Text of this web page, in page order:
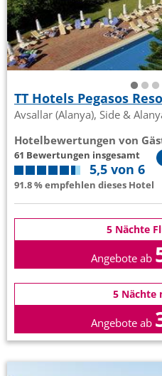
TT Hotels Pegasos
Avsallar (Alanya), Side &
Hotelbewertungen von
61 Bewertungen insgesamt
5,5 von 6
91.8 % empfehlen dieses Hotel
5 Nächte
Angebote ab
5 Nächte
Angebote ab